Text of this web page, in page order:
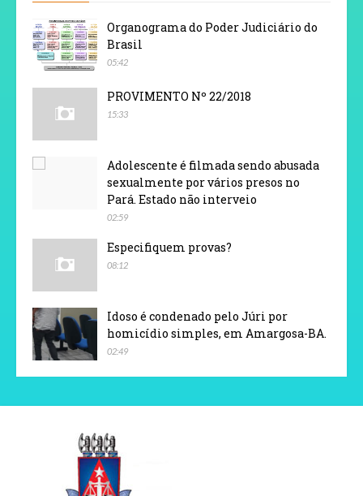
Organograma do Poder Judiciário do
Brasil
05:42
PROVIMENTO Nº 22/2018
15:33
Adolescente é filmada sendo abusada
sexualmente por vários presos no
Pará. Estado não interveio
02:59
Especifiquem provas?
08:12
Idoso é condenado pelo Júri por
homicídio simples, em Amargosa-BA.
02:49